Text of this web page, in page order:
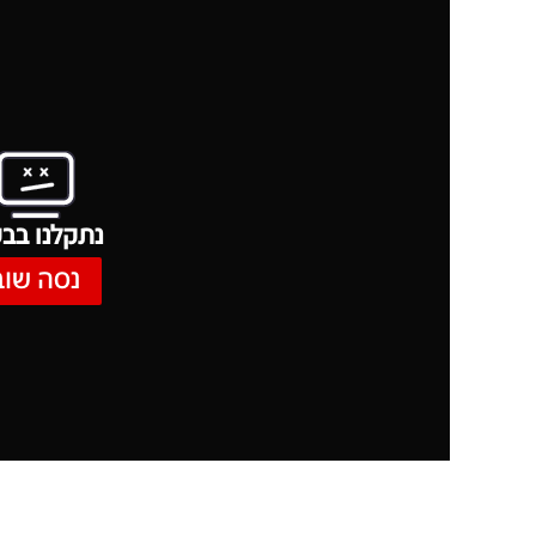
נתקלנו
נסה